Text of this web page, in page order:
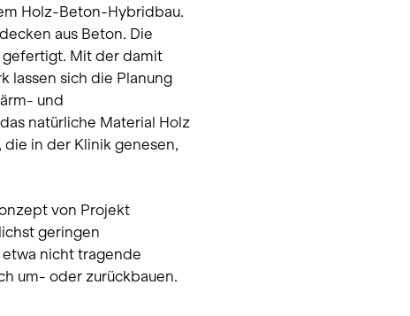
Holz-Beton-Hybridbau.
aus Beton. Die
gefertigt. Mit der damit
lassen sich die Planung
und
natürliche Material Holz
in der Klinik genesen,
von Projekt
geringen
etwa nicht tragende
um- oder zurückbauen.